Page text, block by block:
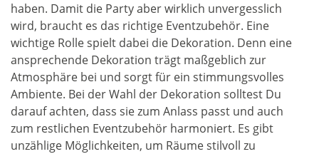
haben. Damit die Party aber wirklich unvergesslich
wird, braucht es das richtige Eventzubehör. Eine
wichtige Rolle spielt dabei die Dekoration. Denn eine
ansprechende Dekoration trägt maßgeblich zur
Atmosphäre bei und sorgt für ein stimmungsvolles
Ambiente. Bei der Wahl der Dekoration solltest Du
darauf achten, dass sie zum Anlass passt und auch
zum restlichen Eventzubehör harmoniert. Es gibt
unzählige Möglichkeiten, um Räume stilvoll zu